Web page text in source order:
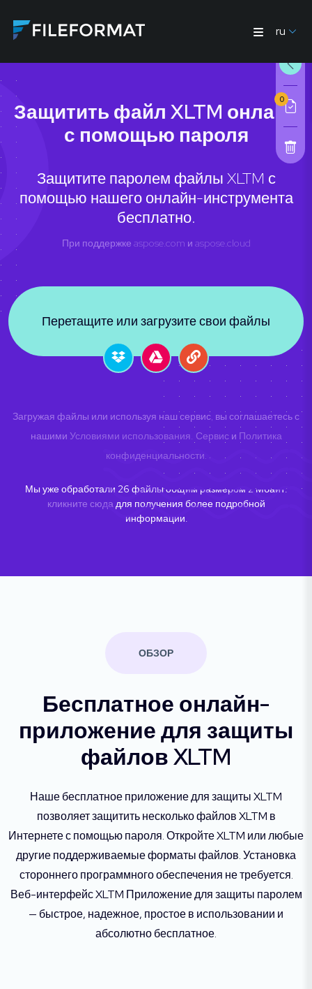
ru
0
Защитить файл XLTM онлайн
с помощью пароля
Защитите паролем файлы XLTM с
помощью нашего онлайн-инструмента
бесплатно.
При поддержке aspose.com и aspose.cloud
Перетащите или загрузите свои файлы
Загружая файлы или используя наш сервис, вы соглашаетесь с
нашими Условиями использования. Сервиси Политика
конфиденциальности
Мы уже обработали 26 файлы общим размером 2Мбайт.
кликните сюдадля получения более подробной
информации.
ОБЗОР
Бесплатное онлайн-
приложение для защиты
файлов XLTM
Наше бесплатное приложение для защиты XLTM
позволяет защитить несколько файлов XLTM в
Интернете с помощью пароля. Откройте XLTM или любые
другие поддерживаемые форматы файлов. Установка
стороннего программного обеспечения не требуется.
Веб-интерфейс XLTM Приложение для защиты паролем
— быстрое, надежное, простое в использовании и
абсолютно бесплатное.